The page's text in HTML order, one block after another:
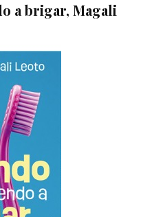
a brigar, Magali